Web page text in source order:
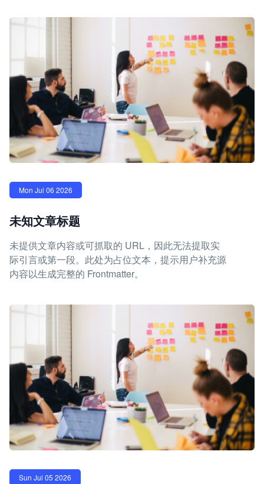
Mon Jul 06 2026
未知文章标题
未提供文章内容或可抓取的 URL，因此无法提取实
际引言或第一段。此处为占位文本，提示用户补充源
内容以生成完整的 Frontmatter。
Sun Jul 05 2026